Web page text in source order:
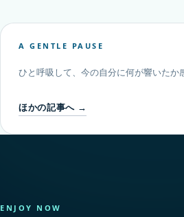
A GENTLE PAUSE
ひと呼吸して、今の自分に何が響いたか
ほかの記事へ →
ENJOY NOW